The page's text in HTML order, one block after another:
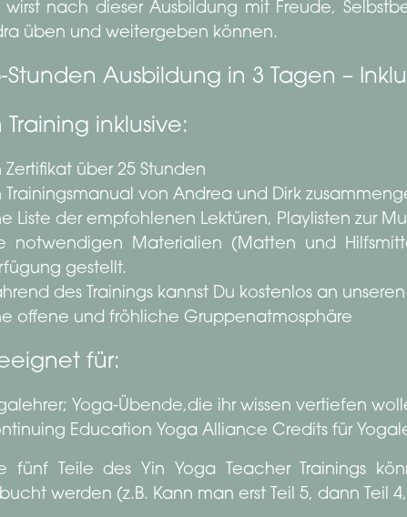
wirst nach dieser Ausbildung mit Freude,
üben und weitergeben können.
Stunden Ausbildung in 3 Tagen –
Training inklusive:
Zertifikat über 25 Stunden
Trainingsmanual von Andrea und Dirk
Liste der empfohlenen Lektüren, Playlisten zur
notwendigen Materialien (Matten und
gestellt.
des Trainings kannst Du kostenlos an
offene und fröhliche Gruppenatmosphäre
für:
Yoga-Übende,die ihr wissen vertiefen
Education Yoga Alliance Credits für
fünf Teile des Yin Yoga Teacher Trainings
werden (z.B. Kann man erst Teil 5, dann Teil